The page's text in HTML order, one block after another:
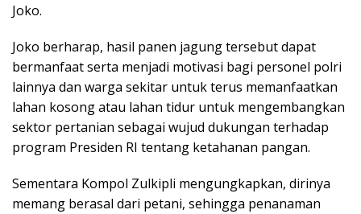
Joko.
Joko berharap, hasil panen jagung tersebut dapat
bermanfaat serta menjadi motivasi bagi personel polri
lainnya dan warga sekitar untuk terus memanfaatkan
lahan kosong atau lahan tidur untuk mengembangkan
sektor pertanian sebagai wujud dukungan terhadap
program Presiden RI tentang ketahanan pangan.
Sementara Kompol Zulkipli mengungkapkan, dirinya
memang berasal dari petani, sehingga penanaman